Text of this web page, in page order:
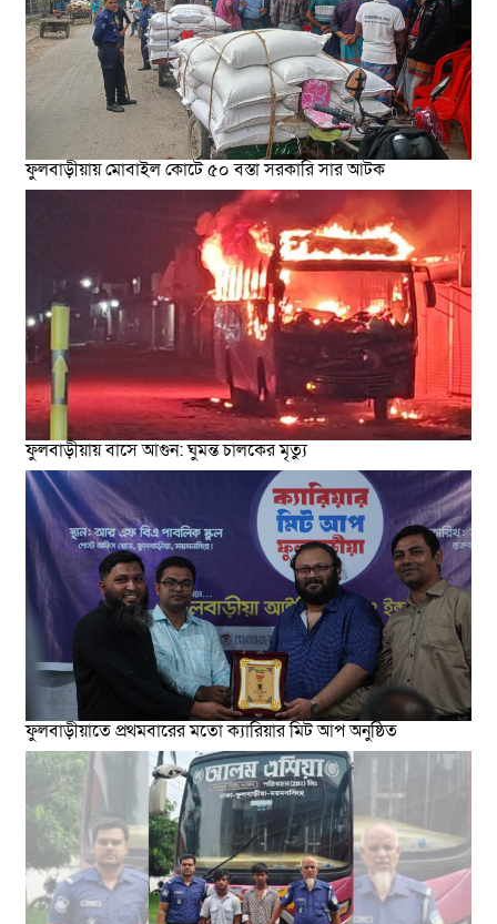
ফুলবাড়ীয়ায় মোবাইল কোর্টে ৫০ বস্তা সরকারি সার আটক
ফুলবাড়ীয়ায় বাসে আগুন: ঘুমন্ত চালকের মৃত্যু
ফুলবাড়ীয়াতে প্রথমবারের মতো ক্যারিয়ার মিট আপ অনুষ্ঠিত